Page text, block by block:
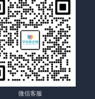
微信客服